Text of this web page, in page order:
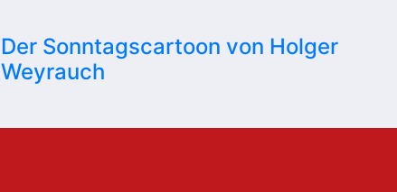
Der Sonntagscartoon von Holger
Weyrauch